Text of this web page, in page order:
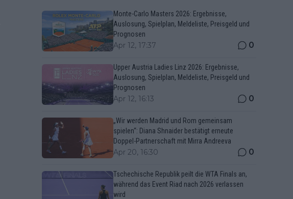
Monte-Carlo Masters 2026: Ergebnisse,
Auslosung, Spielplan, Meldeliste, Preisgeld und
Prognosen
Apr 12, 17:37 0
Upper Austria Ladies Linz 2026: Ergebnisse,
Auslosung, Spielplan, Meldeliste, Preisgeld und
Prognosen
Apr 12, 16:13 0
„Wir werden Madrid und Rom gemeinsam
spielen“: Diana Shnaider bestätigt erneute
Doppel-Partnerschaft mit Mirra Andreeva
Apr 20, 16:30 0
Tschechische Republik peilt die WTA Finals an,
während das Event Riad nach 2026 verlassen
wird